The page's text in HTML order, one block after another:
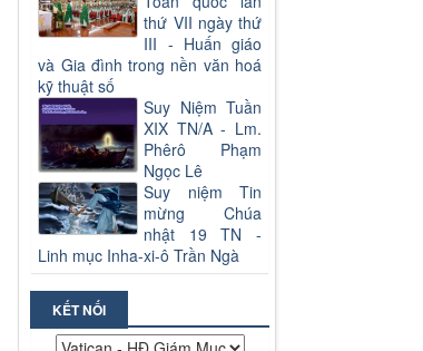
thứ VII ngày thứ
III - Huấn giáo
và Gia đình trong nền văn hoá
kỹ thuật số
Suy Niệm Tuần
XIX TN/A - Lm.
Phêrô Phạm
Ngọc Lê
Suy niệm Tin
mừng Chúa
nhật 19 TN -
Linh mục Inha-xi-ô Trần Ngà
KẾT NỐI